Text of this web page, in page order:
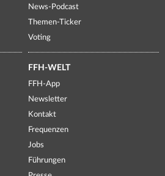
News-Podcast
Themen-Ticker
Voting
FFH-WELT
FFH-App
Newsletter
Kontakt
Frequenzen
Jobs
Führungen